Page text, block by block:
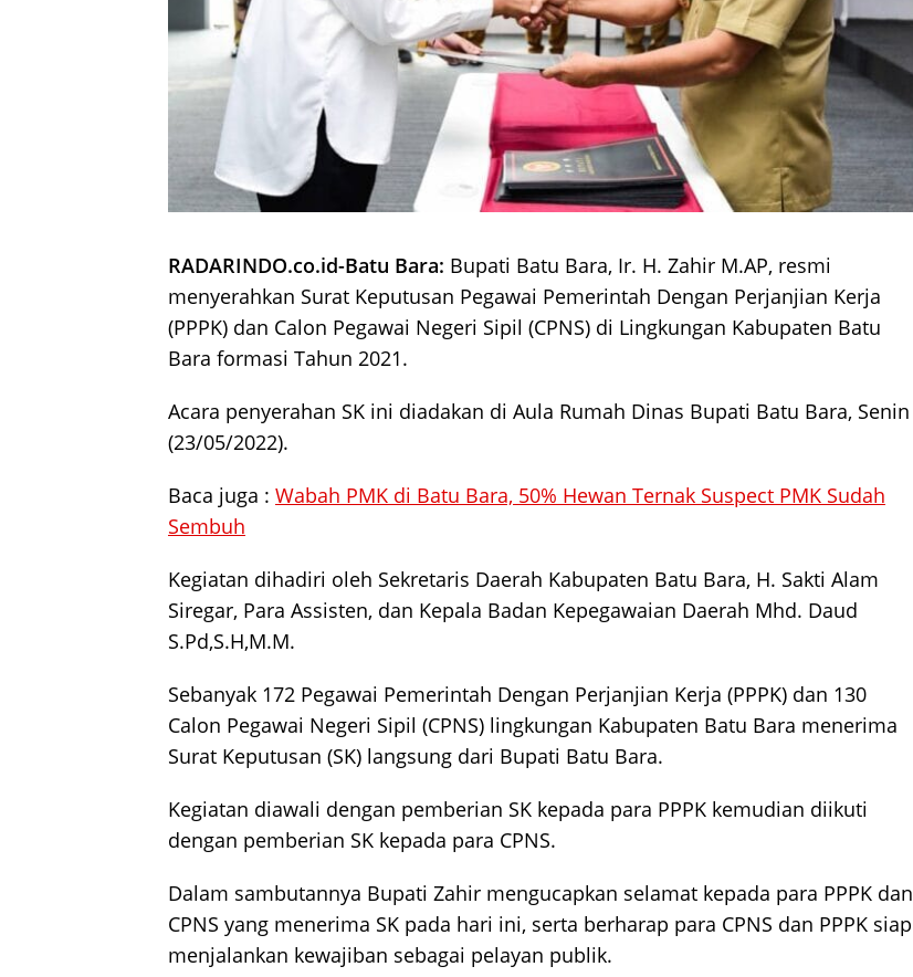
RADARINDO.co.id-Batu Bara: Bupati Batu Bara, Ir. H. Zahir M.AP, resmi
menyerahkan Surat Keputusan Pegawai Pemerintah Dengan Perjanjian Kerja
(PPPK) dan Calon Pegawai Negeri Sipil (CPNS) di Lingkungan Kabupaten Batu
Bara formasi Tahun 2021.
Acara penyerahan SK ini diadakan di Aula Rumah Dinas Bupati Batu Bara, Senin
(23/05/2022).
Baca juga : Wabah PMK di Batu Bara, 50% Hewan Ternak Suspect PMK Sudah
Sembuh
Kegiatan dihadiri oleh Sekretaris Daerah Kabupaten Batu Bara, H. Sakti Alam
Siregar, Para Assisten, dan Kepala Badan Kepegawaian Daerah Mhd. Daud
S.Pd,S.H,M.M.
Sebanyak 172 Pegawai Pemerintah Dengan Perjanjian Kerja (PPPK) dan 130
Calon Pegawai Negeri Sipil (CPNS) lingkungan Kabupaten Batu Bara menerima
Surat Keputusan (SK) langsung dari Bupati Batu Bara.
Kegiatan diawali dengan pemberian SK kepada para PPPK kemudian diikuti
dengan pemberian SK kepada para CPNS.
Dalam sambutannya Bupati Zahir mengucapkan selamat kepada para PPPK dan
CPNS yang menerima SK pada hari ini, serta berharap para CPNS dan PPPK siap
menjalankan kewajiban sebagai pelayan publik.